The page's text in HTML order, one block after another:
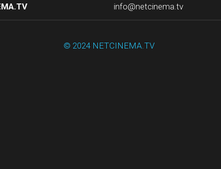
info@netcinema.tv
© 2024 NETCINEMA.TV